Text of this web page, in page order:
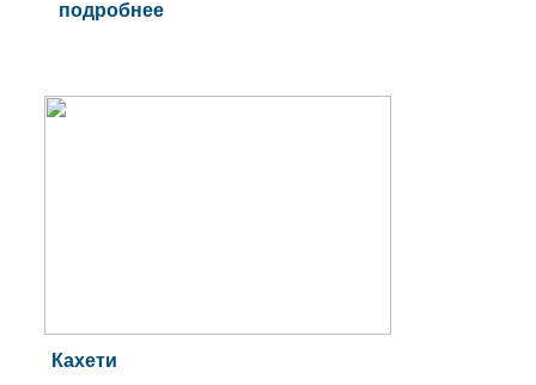
подробнее
Кахети